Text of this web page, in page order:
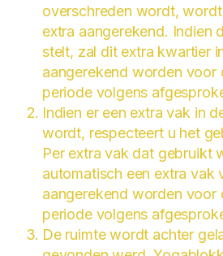
overschreden wordt,
extra aangerekend. Indien
stelt, zal dit extra kwartier
aangerekend worden voor
periode volgens
Indien er een extra vak in
wordt, respecteert u het
Per extra vak dat gebruikt
automatisch een extra vak
aangerekend worden voor
periode volgens
De ruimte wordt achter